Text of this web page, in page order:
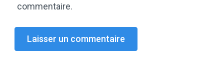
commentaire.